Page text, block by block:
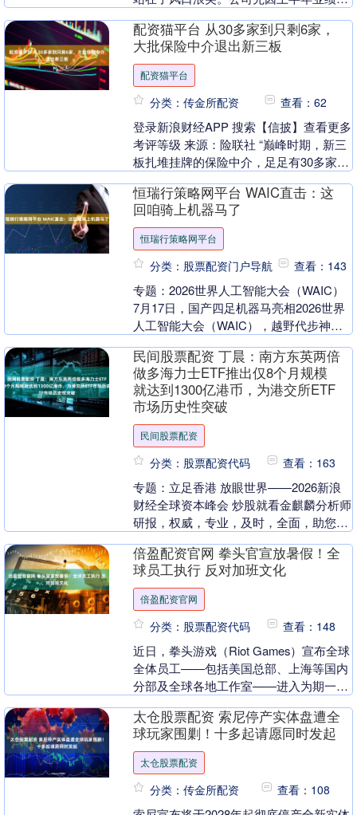
持....
配资猫平台 从30多家到只剩6家，
大批保险中介退出新三板
配资猫平台
分类：传金所配资 查看：62
登录新浪财经APP 搜索【信披】查看更多
考评等级 来源：险联社 “巅峰时期，新三
板扎堆挂牌的保险中介，足足有30多家，
年....
恒瑞行策略网平台 WAIC直击：这
回咱骑上机器马了
恒瑞行策略网平台
分类：股票配资门户导航 查看：143
专题：2026世界人工智能大会（WAIC）
7月17日，国产四足机器马亮相2026世界
人工智能大会（WAIC），越野代步神器
现....
民间股票配资 丁晨：南方东英两倍
做多海力士ETF推出仅8个月规模
就达到1300亿港币，为港交所ETF
市场历史性突破
民间股票配资
分类：股票配资代码 查看：163
专题：立足香港 放眼世界——2026新浪
财经全球资本峰会 炒股就看金麒麟分析师
研报，权威，专业，及时，全面，助您挖
2026....
倍盈配资官网 拳头官宣放暑假！全
球员工执行 反对加班文化
倍盈配资官网
分类：股票配资代码 查看：148
近日，拳头游戏（Riot Games）宣布全球
全体员工——包括美国总部、上海等国内
分部及全球各地工作室——进入为期一周
202....
太仓股票配资 索尼停产实体盘遭全
球玩家围剿！十多起请愿同时发起
太仓股票配资
分类：传金所配资 查看：108